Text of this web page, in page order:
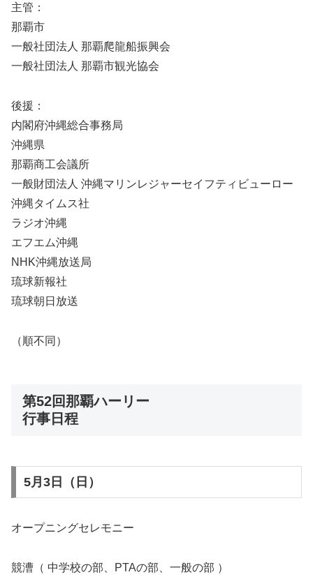
主管：
那覇市
一般社団法人 那覇爬龍船振興会
一般社団法人 那覇市観光協会
後援：
内閣府沖縄総合事務局
沖縄県
那覇商工会議所
一般財団法人 沖縄マリンレジャーセイフティビューロー
沖縄タイムス社
ラジオ沖縄
エフエム沖縄
NHK沖縄放送局
琉球新報社
琉球朝日放送
（順不同）
第52回那覇ハーリー
行事日程
5月3日（日）
オープニングセレモニー
競漕（ 中学校の部、PTAの部、一般の部 ）